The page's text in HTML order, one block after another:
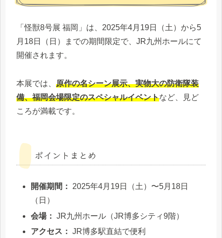
「怪獣8号展 福岡」は、2025年4月19日（土）から5
月18日（日）までの期間限定で、JR九州ホールにて
開催されます。
本展では、 原作の名シーン展示、実物大の防衛隊装
備、福岡会場限定のスペシャルイベントなど、見ど
ころが満載です。
ポイントまとめ
開催期間：
2025年4月19日（土）〜5月18日
（日）
会場： JR九州ホール（JR博多シティ9階）
アクセス： JR博多駅直結で便利